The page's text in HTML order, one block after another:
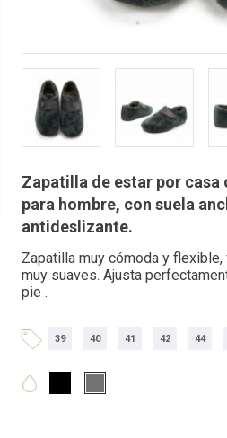
Zapatilla de estar por casa
para hombre, con suela
antideslizante.
Zapatilla muy cómoda y
muy suaves. Ajusta
pie .
39 40 41 42 44